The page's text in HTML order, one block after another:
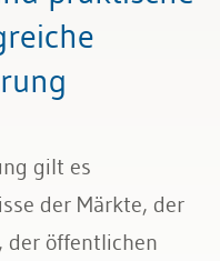
gilt es
der Märkte, der
der öffentlichen